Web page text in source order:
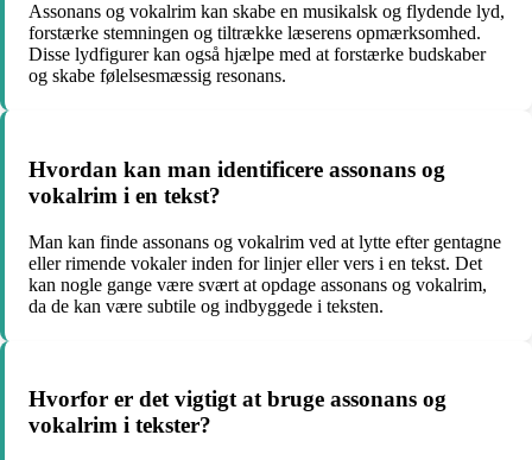
Assonans og vokalrim kan skabe en musikalsk og flydende lyd,
forstærke stemningen og tiltrække læserens opmærksomhed.
Disse lydfigurer kan også hjælpe med at forstærke budskaber
og skabe følelsesmæssig resonans.
Hvordan kan man identificere assonans og
vokalrim i en tekst?
Man kan finde assonans og vokalrim ved at lytte efter gentagne
eller rimende vokaler inden for linjer eller vers i en tekst. Det
kan nogle gange være svært at opdage assonans og vokalrim,
da de kan være subtile og indbyggede i teksten.
Hvorfor er det vigtigt at bruge assonans og
vokalrim i tekster?